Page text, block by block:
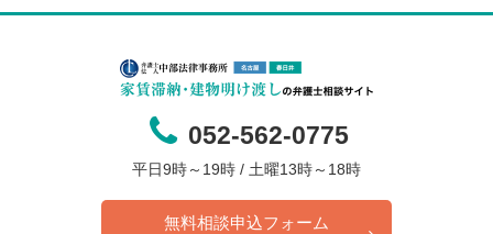
052-562-0775
平日9時～19時 / 土曜13時～18時
無料相談申込フォーム